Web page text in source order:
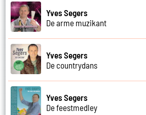
Yves Segers
De arme muzikant
Yves Segers
De countrydans
Yves Segers
De feestmedley